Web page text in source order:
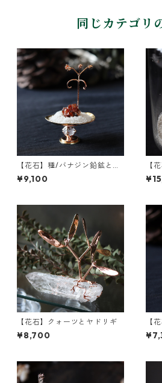
同じカテゴリ
【花石】種/バナジン鉛鉱とフ
ウセンカズラ
¥9,100
【
トと
【花石】クォーツとヤドリギ
¥8,700
【
イト